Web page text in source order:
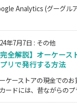
Analytics (グーグル
年7月7日 : その他
完全解説】オーケー
リで発行する方法
ケーストアの現金での
ードには、昔ながらのプ